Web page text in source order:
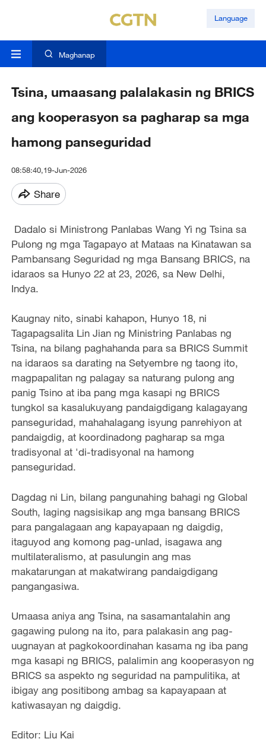
Language
Maghanap
Tsina, umaasang palalakasin ng BRICS
ang kooperasyon sa pagharap sa mga
hamong panseguridad
08:58:40,19-Jun-2026
Share
Dadalo si Ministrong Panlabas Wang Yi ng Tsina sa
Pulong ng mga Tagapayo at Mataas na Kinatawan sa
Pambansang Seguridad ng mga Bansang BRICS, na
idaraos sa Hunyo 22 at 23, 2026, sa New Delhi,
Indya.
Kaugnay nito, sinabi kahapon, Hunyo 18, ni
Tagapagsalita Lin Jian ng Ministring Panlabas ng
Tsina, na bilang paghahanda para sa BRICS Summit
na idaraos sa darating na Setyembre ng taong ito,
magpapalitan ng palagay sa naturang pulong ang
panig Tsino at iba pang mga kasapi ng BRICS
tungkol sa kasalukuyang pandaigdigang kalagayang
panseguridad, mahahalagang isyung panrehiyon at
pandaigdig, at koordinadong pagharap sa mga
tradisyonal at 'di-tradisyonal na hamong
panseguridad.
Dagdag ni Lin, bilang pangunahing bahagi ng Global
South, laging nagsisikap ang mga bansang BRICS
para pangalagaan ang kapayapaan ng daigdig,
itaguyod ang komong pag-unlad, isagawa ang
multilateralismo, at pasulungin ang mas
makatarungan at makatwirang pandaigdigang
pangangasiwa.
Umaasa aniya ang Tsina, na sasamantalahin ang
gagawing pulong na ito, para palakasin ang pag-
uugnayan at pagkokoordinahan kasama ng iba pang
mga kasapi ng BRICS, palalimin ang kooperasyon ng
BRICS sa aspekto ng seguridad na pampulitika, at
ibigay ang positibong ambag sa kapayapaan at
katiwasayan ng daigdig.
Editor: Liu Kai